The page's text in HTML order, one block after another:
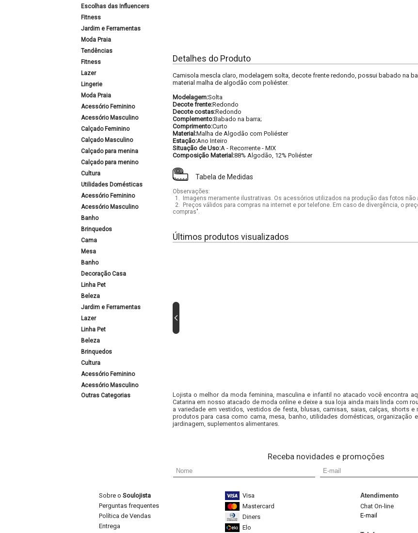
Escolhas das Influencers
Fitness
Jardim e Ferramentas
Moda Praia
Tendências
Fitness
Lazer
Lingerie
Moda Praia
Acessório Feminino
Acessório Masculino
Calçado Feminino
Calçado Masculino
Calçado para menina
Calçado para menino
Cultura
Utilidades Domésticas
Acessório Feminino
Acessório Masculino
Banho
Brinquedos
Cama
Mesa
Banho
Decoração Casa
Linha Pet
Beleza
Jardim e Ferramentas
Lazer
Linha Pet
Beleza
Brinquedos
Cultura
Acessório Feminino
Acessório Masculino
Outras Categorias
Detalhes do Produto
Camisola mescla claro, modelagem solta, decote frente redondo, possui babado na
material malha de algodão com poliéster.
Modelagem:Solta
Decote frente:Redondo
Decote costas:Redondo
Complemento:Babado na barra;
Comprimento:Curto
Material:Malha de Algodão com Poliéster
Estação:Ano Inteiro
Situação de Uso:A - Recorrente - MIX
Composição Material:88% Algodão, 12% Poliéster
Tabela de Medidas
Observações:
1.
Imagens meramente ilustrativas. Os acessórios utilizados na produção das fotos não
2.
Preços válidos para compras na internet e por telefone. Em caso de divergência, o
compras".
Últimos produtos visualizados
Lojista o melhor da moda feminina, masculina e infantil no atacado você encontra
Catarina em nosso atacado de moda online e deixe a sua loja ainda mais linda com
a variedade em vestidos, vestidos de festa, blusas, camisas, saias, calças, shorts
produtos para casa como cama, mesa, banho, utilidades domésticas, organização
jardinagem, suplementos alimentares.
Receba novidades e promoções
Sobre o Soulojista
Perguntas frequentes
Política de Vendas
Entrega
Visa
Mastercard
Diners
Elo
Atendimento
Chat On-line
E-mail